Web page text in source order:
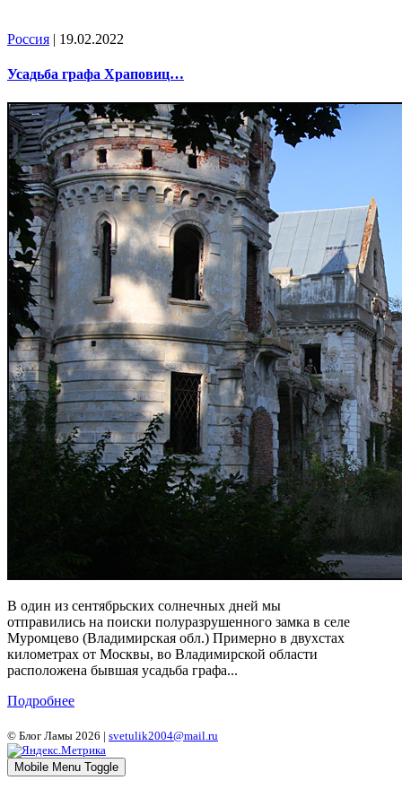
Россия | 19.02.2022
Усадьба графа Храповиц…
В один из сентябрьских солнечных дней мы
отправились на поиски полуразрушенного замка в селе
Муромцево (Владимирская обл.) Примерно в двухстах
километрах от Москвы, во Владимирской области
расположена бывшая усадьба графа...
Подробнее
© Блог Ламы 2026 | svetulik2004@mail.ru
Mobile Menu Toggle